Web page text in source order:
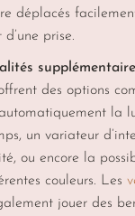
déplacés
prise.
des options
la
un variateur
ou encore la
couleurs. Les
jouer des